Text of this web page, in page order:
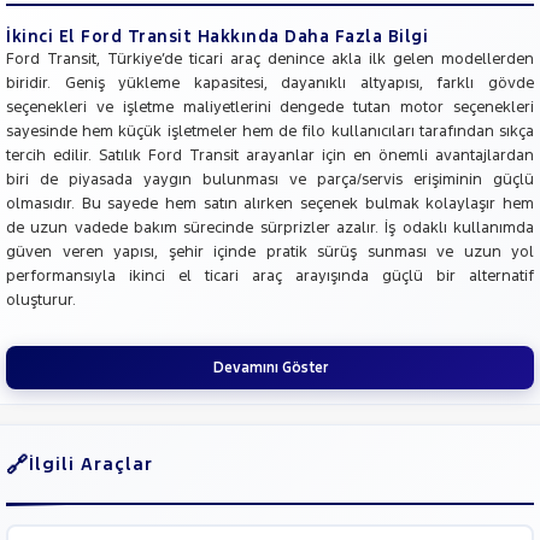
MITSUBISHI
MOTORSIKLET
NISSAN
OPEL
PEUGEOT
RENAULT
SEAT
SKODA
SSANGYONG
İkinci El Ford Transit Hakkında Daha Fazla Bilgi
Ford Transit, Türkiye’de ticari araç denince akla ilk gelen modellerden
biridir. Geniş yükleme kapasitesi, dayanıklı altyapısı, farklı gövde
seçenekleri ve işletme maliyetlerini dengede tutan motor seçenekleri
sayesinde hem küçük işletmeler hem de filo kullanıcıları tarafından sıkça
tercih edilir. Satılık Ford Transit arayanlar için en önemli avantajlardan
biri de piyasada yaygın bulunması ve parça/servis erişiminin güçlü
olmasıdır. Bu sayede hem satın alırken seçenek bulmak kolaylaşır hem
de uzun vadede bakım sürecinde sürprizler azalır. İş odaklı kullanımda
güven veren yapısı, şehir içinde pratik sürüş sunması ve uzun yol
performansıyla ikinci el ticari araç arayışında güçlü bir alternatif
oluşturur.
Devamını Göster
İlgili Araçlar